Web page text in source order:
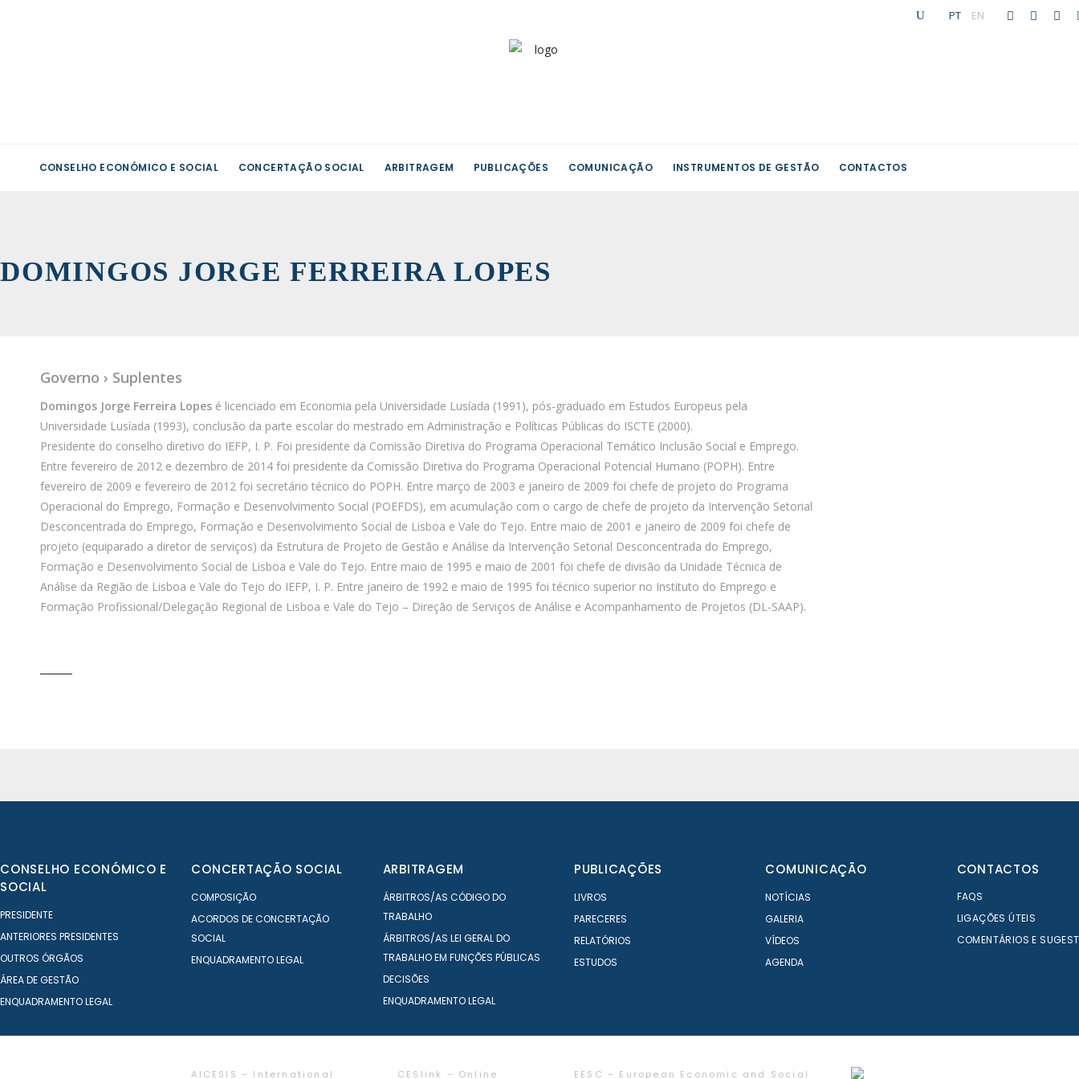
PT EN
CONSELHO ECONÓMICO E SOCIAL CONCERTAÇÃO SOCIAL ARBITRAGEM PUBLICAÇÕES COMUNICAÇÃO INSTRUMENTOS DE GESTÃO CONTACTOS
DOMINGOS JORGE FERREIRA LOPES
Governo › Suplentes
Domingos Jorge Ferreira Lopes é licenciado em Economia pela Universidade Lusíada (1991), pós-graduado em Estudos Europeus pela
Universidade Lusíada (1993), conclusão da parte escolar do mestrado em Administração e Políticas Públicas do ISCTE (2000).
Presidente do conselho diretivo do IEFP, I. P. Foi presidente da Comissão Diretiva do Programa Operacional Temático Inclusão Social e Emprego.
Entre fevereiro de 2012 e dezembro de 2014 foi presidente da Comissão Diretiva do Programa Operacional Potencial Humano (POPH). Entre
fevereiro de 2009 e fevereiro de 2012 foi secretário técnico do POPH. Entre março de 2003 e janeiro de 2009 foi chefe de projeto do Programa
Operacional do Emprego, Formação e Desenvolvimento Social (POEFDS), em acumulação com o cargo de chefe de projeto da Intervenção Setorial
Desconcentrada do Emprego, Formação e Desenvolvimento Social de Lisboa e Vale do Tejo. Entre maio de 2001 e janeiro de 2009 foi chefe de
projeto (equiparado a diretor de serviços) da Estrutura de Projeto de Gestão e Análise da Intervenção Setorial Desconcentrada do Emprego,
Formação e Desenvolvimento Social de Lisboa e Vale do Tejo. Entre maio de 1995 e maio de 2001 foi chefe de divisão da Unidade Técnica de
Análise da Região de Lisboa e Vale do Tejo do IEFP, I. P. Entre janeiro de 1992 e maio de 1995 foi técnico superior no Instituto do Emprego e
Formação Profissional/Delegação Regional de Lisboa e Vale do Tejo – Direção de Serviços de Análise e Acompanhamento de Projetos (DL-SAAP).
CONSELHO ECONÓMICO E
SOCIAL
PRESIDENTE
ANTERIORES PRESIDENTES
OUTROS ÓRGÃOS
ÁREA DE GESTÃO
ENQUADRAMENTO LEGAL
CONCERTAÇÃO SOCIAL
COMPOSIÇÃO
ACORDOS DE CONCERTAÇÃO
SOCIAL
ENQUADRAMENTO LEGAL
ARBITRAGEM
ÁRBITROS/AS CÓDIGO DO
TRABALHO
ÁRBITROS/AS LEI GERAL DO
TRABALHO EM FUNÇÕES PÚBLICAS
DECISÕES
ENQUADRAMENTO LEGAL
PUBLICAÇÕES
LIVROS
PARECERES
RELATÓRIOS
ESTUDOS
COMUNICAÇÃO
NOTÍCIAS
GALERIA
VÍDEOS
AGENDA
CONTACTOS
FAQS
LIGAÇÕES ÚTEIS
COMENTÁRIOS E
AICESIS – International CESlink – Online EESC – European Economic and Social